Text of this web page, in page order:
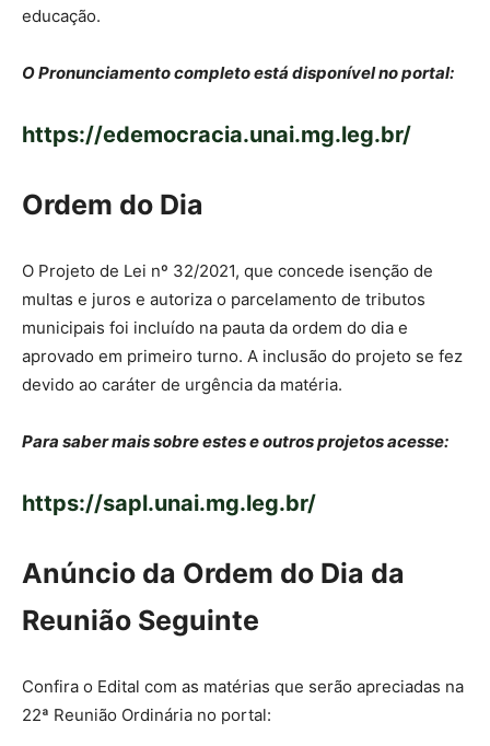
educação.
O Pronunciamento completo está disponível no portal:
https://edemocracia.unai.mg.leg.br/
Ordem do Dia
O Projeto de Lei nº 32/2021, que concede isenção de
multas e juros e autoriza o parcelamento de tributos
municipais foi incluído na pauta da ordem do dia e
aprovado em primeiro turno. A inclusão do projeto se fez
devido ao caráter de urgência da matéria.
Para saber mais sobre estes e outros projetos acesse:
https://sapl.unai.mg.leg.br/
Anúncio da Ordem do Dia da
Reunião Seguinte
Confira o Edital com as matérias que serão apreciadas na
22ª Reunião Ordinária no portal: